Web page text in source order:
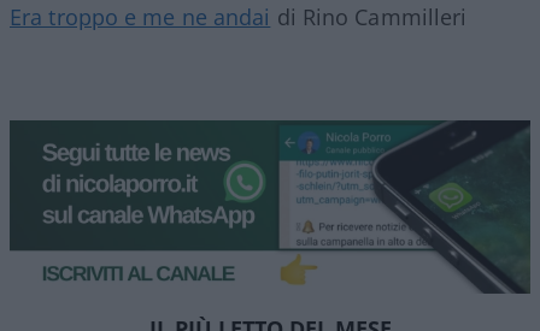
Era troppo e me ne andai di Rino Cammilleri